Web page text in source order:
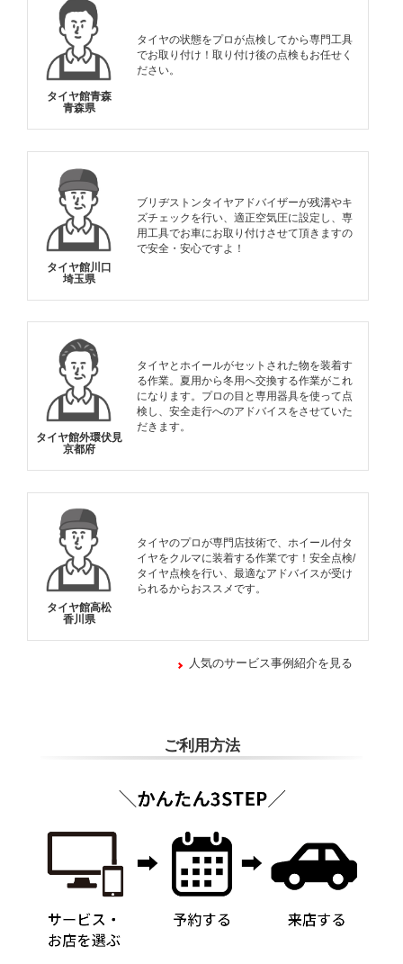
タイヤ館青森
青森県
タイヤの状態をプロが点検してから専門工具
でお取り付け！取り付け後の点検もお任せく
ださい。
タイヤ館川口
埼玉県
ブリヂストンタイヤアドバイザーが残溝やキ
ズチェックを行い、適正空気圧に設定し、専
用工具でお車にお取り付けさせて頂きますの
で安全・安心ですよ！
タイヤ館外環伏見
京都府
タイヤとホイールがセットされた物を装着す
る作業。夏用から冬用へ交換する作業がこれ
になります。プロの目と専用器具を使って点
検し、安全走行へのアドバイスをさせていた
だきます。
タイヤ館高松
香川県
タイヤのプロが専門店技術で、ホイール付タ
イヤをクルマに装着する作業です！安全点検/
タイヤ点検を行い、最適なアドバイスが受け
られるからおススメです。
人気のサービス事例紹介を見る
ご利用方法